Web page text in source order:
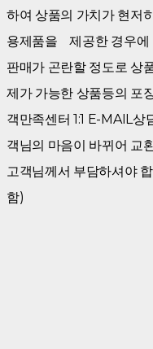
하여 상품의 가치가 현저
용제품을 제공한 경우에
판매가 곤란할 정도로 상
제가 가능한 상품등의 포
객만족센터 1:1 E-MAIL
객님의 마음이 바뀌어 교
고객님께서 부담하셔야
함)